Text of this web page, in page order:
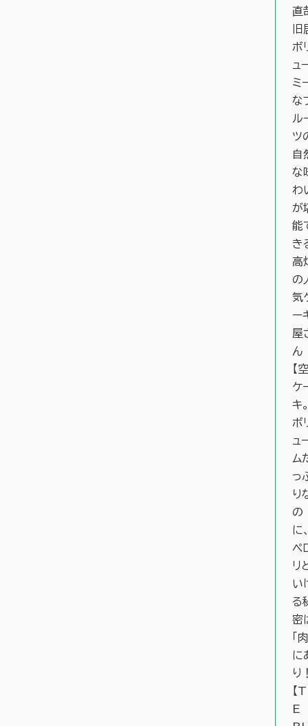
直
旧
ボ
ュ
ミ
な
ル
ツ
自
な
わ
が
能
き
高
の
気
ー
屋
ん
【
ケ
キ
ボ
ュ
ム
っ
り
の
に
ペ
リ
い
る
密
「
に
り
【
E